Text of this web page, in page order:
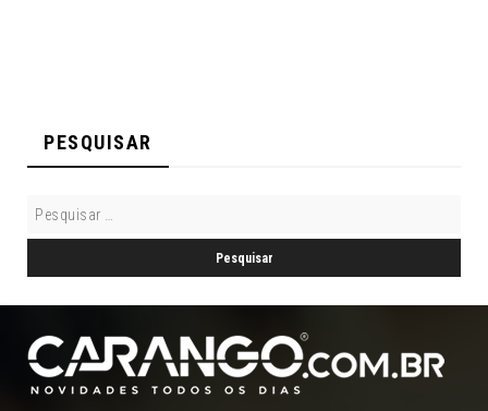
PESQUISAR